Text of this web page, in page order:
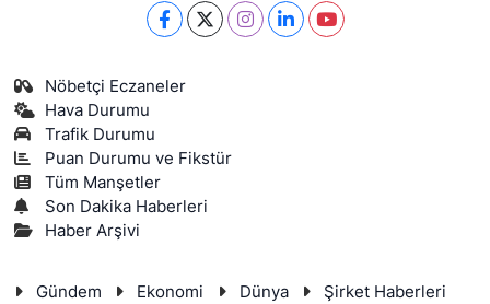
Nöbetçi Eczaneler
Hava Durumu
Trafik Durumu
Puan Durumu ve Fikstür
Tüm Manşetler
Son Dakika Haberleri
Haber Arşivi
Gündem Ekonomi Dünya
Şirket Haberleri